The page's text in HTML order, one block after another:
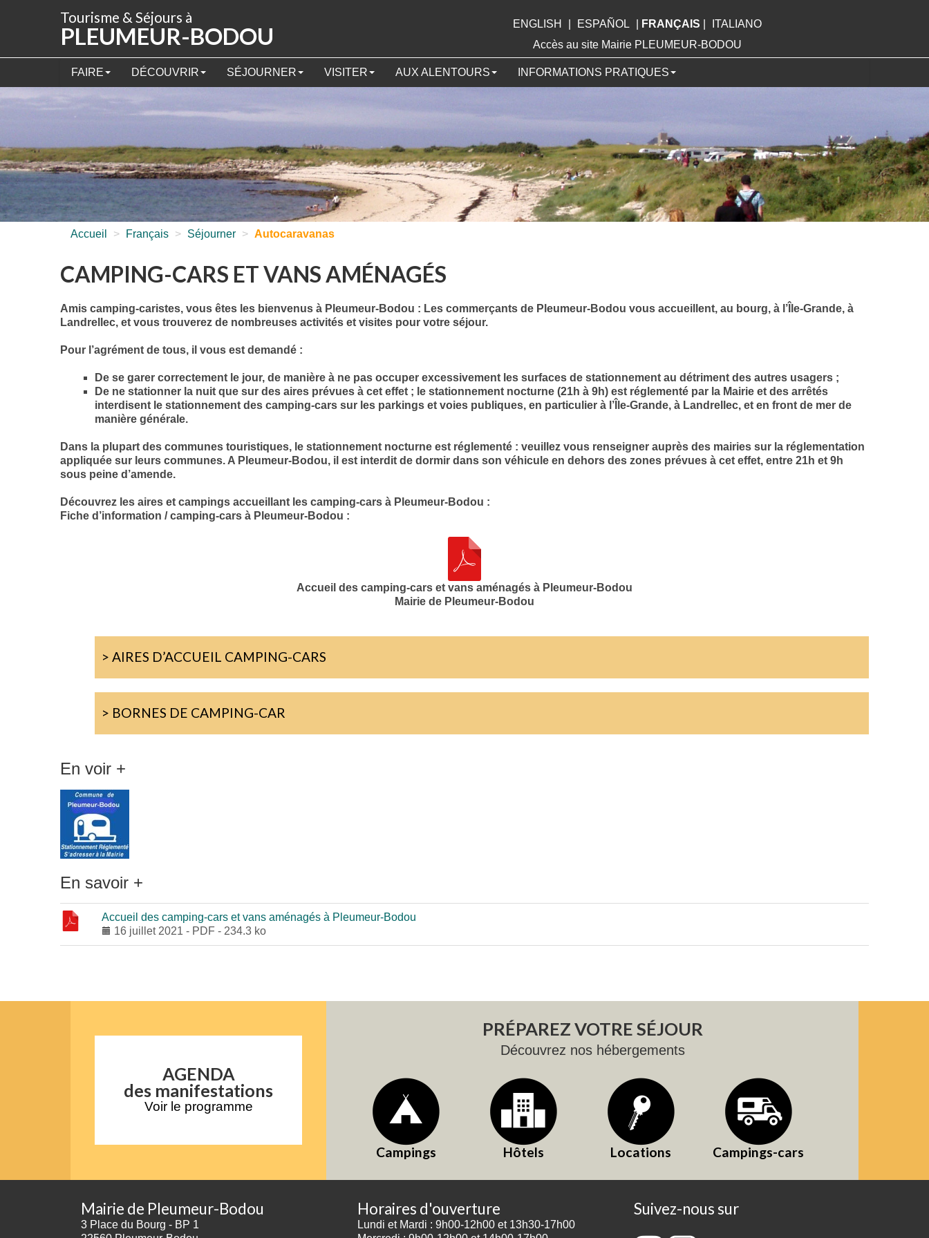
Tourisme & Séjours à
PLEUMEUR-BODOU ENGLISH ESPAÑOL FRANÇAIS
ITALIANO
Accès au site Mairie PLEUMEUR-BODOU
FAIRE DÉCOUVRIR SÉJOURNER VISITER AUX ALENTOURS INFORMATIONS PRATIQUES
Accueil > Français > Séjourner > Autocaravanas
CAMPING-CARS ET VANS AMÉNAGÉS
Amis camping-caristes, vous êtes les bienvenus à Pleumeur-Bodou : Les commerçants de Pleumeur-Bodou vous accueillent, au bourg, à l’Île-Grande, à
Landrellec, et vous trouverez de nombreuses activités et visites pour votre séjour.
Pour l’agrément de tous, il vous est demandé :
De se garer correctement le jour, de manière à ne pas occuper excessivement les surfaces de stationnement au détriment des autres usagers ;
De ne stationner la nuit que sur des aires prévues à cet effet ; le stationnement nocturne (21h à 9h) est réglementé par la Mairie et des arrêtés
interdisent le stationnement des camping-cars sur les parkings et voies publiques, en particulier à l’Île-Grande, à Landrellec, et en front de mer de
manière générale.
Dans la plupart des communes touristiques, le stationnement nocturne est réglementé : veuillez vous renseigner auprès des mairies sur la réglementation
appliquée sur leurs communes. A Pleumeur-Bodou, il est interdit de dormir dans son véhicule en dehors des zones prévues à cet effet, entre 21h et 9h
sous peine d’amende.
Découvrez les aires et campings accueillant les camping-cars à Pleumeur-Bodou :
Fiche d’information / camping-cars à Pleumeur-Bodou :
Accueil des camping-cars et vans aménagés à Pleumeur-Bodou
Mairie de Pleumeur-Bodou
> AIRES D’ACCUEIL CAMPING-CARS
> BORNES DE CAMPING-CAR
En voir +
En savoir +
Accueil des camping-cars et vans aménagés à Pleumeur-Bodou
16 juillet 2021 - PDF - 234.3 ko
AGENDA
des manifestations
Voir le programme
PRÉPAREZ VOTRE SÉJOUR
Découvrez nos hébergements
Campings Hôtels Locations Campings-cars
Mairie de Pleumeur-Bodou
3 Place du Bourg - BP 1
Horaires d'ouverture
Lundi et Mardi : 9h00-12h00 et 13h30-17h00
Suivez-nous sur